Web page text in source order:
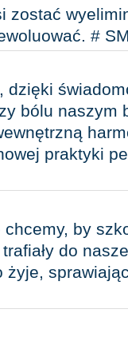
zostać
#
dzięki
bólu naszym
praktyki
by
do